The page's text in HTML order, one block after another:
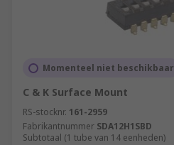
Momenteel niet beschikbaar
C & K Surface Mount
RS-stocknr. 161-2959
Fabrikantnummer SDA12H1SBD
Subtotaal (1 tube van 14 eenheden)